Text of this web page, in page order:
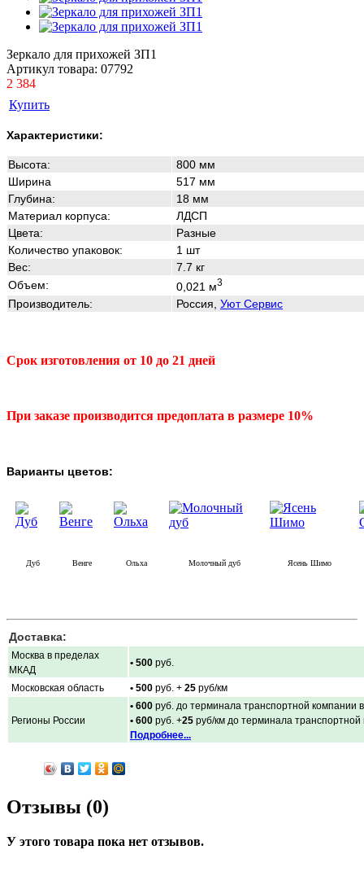
Зеркало для прихожей ЗП1
Артикул товара: 07792
2 384
Купить
Характеристики:
Высота: 800 мм
Ширина
517 мм
Глубина:
18 мм
Материал корпуса:
ЛДСП
Цвета:
Разные
Количество упаковок:
1 шт
Вес:
7.7 кг
Объем:
0,021 м3
Производитель: Россия, Уют Сервис
Срок изготовления от 10 до 21 дней
При заказе производится предоплата в размере 10%
Варианты цветов:
Дуб Венге Ольха Молочный дуб Ясень Шимо
Доставка:
Москва в пределах
МКАД
• 500 руб.
Московская область • 500 руб. + 25 руб/км
Регионы России
• 600 руб. до терминала транспортной компании
• 600 руб. +25 руб/км до терминала
Подробнее...
Отзывы (0)
У этого товара пока нет отзывов.